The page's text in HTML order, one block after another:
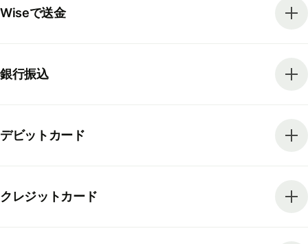
Wiseで送金
銀行振込
デビットカード
クレジットカード